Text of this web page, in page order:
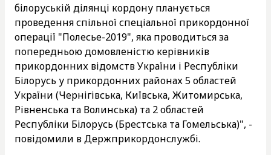
білоруській ділянці кордону планується
проведення спільної спеціальної прикордонної
операції "Полесье-2019", яка проводиться за
попередньою домовленістю керівників
прикордонних відомств України і Республіки
Білорусь у прикордонних районах 5 областей
України (Чернігівська, Київська, Житомирська,
Рівненська та Волинська) та 2 областей
Республіки Білорусь (Брестська та Гомельська)", -
повідомили в Держприкордонслужбі.